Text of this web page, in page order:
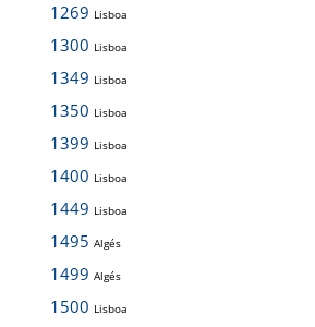
1269 Lisboa
1300 Lisboa
1349 Lisboa
1350 Lisboa
1399 Lisboa
1400 Lisboa
1449 Lisboa
1495 Algés
1499 Algés
1500 Lisboa